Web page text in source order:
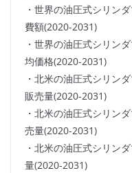
・世界の油圧式シリン
費額(2020-2031)
・世界の油圧式シリン
均価格(2020-2031)
・北米の油圧式シリン
販売量(2020-2031)
・北米の油圧式シリン
売量(2020-2031)
・北米の油圧式シリン
量(2020-2031)